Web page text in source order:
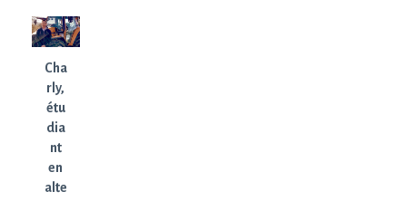
Cha
rly,
étu
dia
nt
en
alte